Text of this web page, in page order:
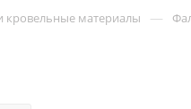
кровельные материалы —